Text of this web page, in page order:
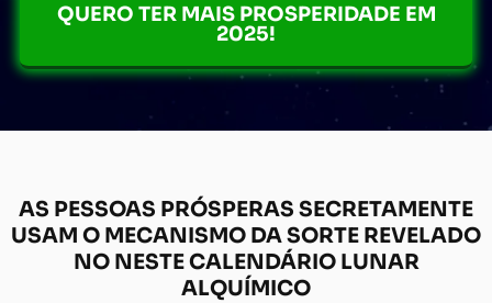
QUERO TER MAIS PROSPERIDADE EM
2025!
AS PESSOAS PRÓSPERAS SECRETAMENTE
USAM O MECANISMO DA SORTE REVELADO
NO NESTE CALENDÁRIO LUNAR
ALQUÍMICO